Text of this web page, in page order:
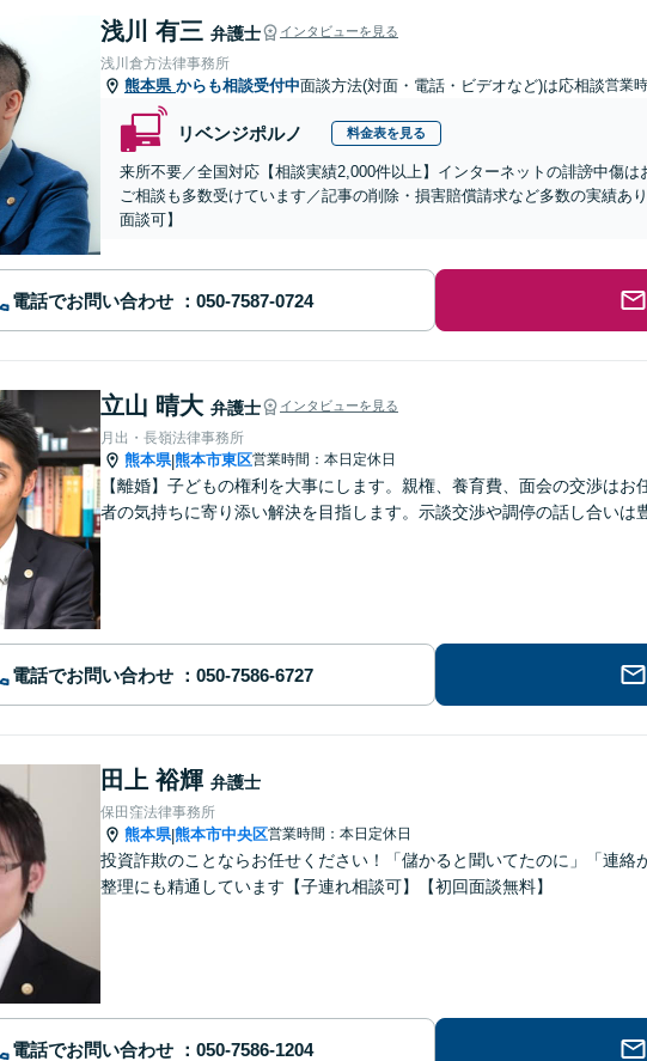
浅川 有三 弁護士 インタビューを見る
浅川倉方法律事務所
熊本県 からも相談受付中面談方法(対面・電話・ビデオなど)は応相談営業
リベンジポルノ 料金表を見る
来所不要／全国対応【相談実績2,000件以上】インターネットの誹謗中傷
ご相談も多数受けています／記事の削除・損害賠償請求など多数の実績あ
面談可】
電話でお問い合わせ
立山 晴大 弁護士 インタビューを見る
月出・長嶺法律事務所
熊本県|熊本市東区営業時間：本日定休日
【離婚】子どもの権利を大事にします。親権、養育費、面会の交渉は
者の気持ちに寄り添い解決を目指します。示談交渉や調停の話し合いは
電話でお問い合わせ
田上 裕輝 弁護士
保田窪法律事務所
熊本県|熊本市中央区営業時間：本日定休日
投資詐欺のことならお任せください！「儲かると聞いてたのに」「連
整理にも精通しています【子連れ相談可】【初回面談無料】
電話でお問い合わせ